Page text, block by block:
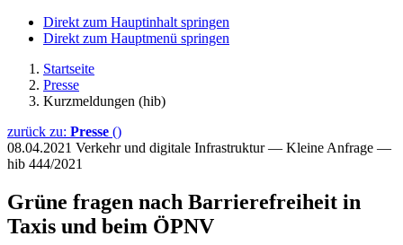
Direkt zum Hauptinhalt springen
Direkt zum Hauptmenü springen
Startseite
Presse
Kurzmeldungen (hib)
zurück zu: Presse ()
08.04.2021 Verkehr und digitale Infrastruktur — Kleine Anfrage —
hib 444/2021
Grüne fragen nach Barrierefreiheit in
Taxis und beim ÖPNV